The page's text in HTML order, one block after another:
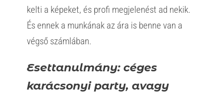
kelti a képeket, és profi megjelenést ad nekik.
És ennek a munkának az ára is benne van a
végső számlában.
Esettanulmány: céges
karácsonyi party, avagy